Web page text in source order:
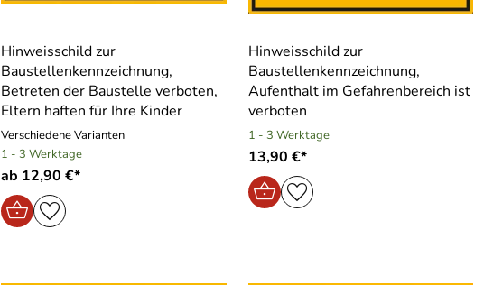
Hinweisschild zur
Baustellenkennzeichnung,
Betreten der Baustelle verboten,
Eltern haften für Ihre Kinder
Verschiedene Varianten
1 - 3 Werktage
ab 12,90 €*
Hinweisschild zur
Baustellenkennzeichnung,
Aufenthalt im Gefahrenbereich ist
verboten
1 - 3 Werktage
13,90 €*